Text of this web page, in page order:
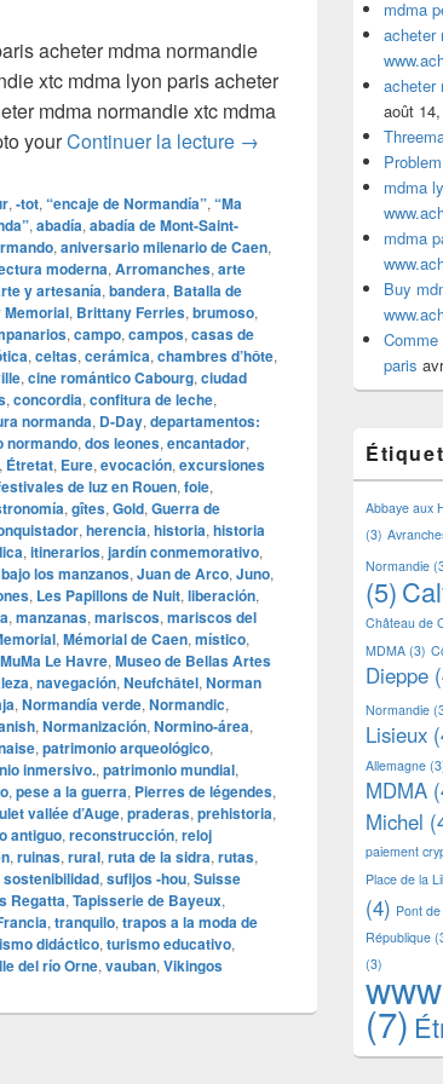
acheter mdma normandie
xtc mdma lyon paris acheter
mdma normandie xtc mdma
yourContinuer la lecture acheter mdma
→
, ‑tot, “encaje de Normandía”, “Ma
, abadía, abadía de Mont-Saint-
, aniversario milenario de Caen,
moderna, Arromanches, arte
y artesanía, bandera, Batalla de
, Brittany Ferries, brumoso,
, campo, campos, casas de
, celtas, cerámica, chambres d’hôte,
, cine romántico Cabourg, ciudad
, concordia, confitura de leche,
normanda, D‑Day, departamentos:
normando, dos leones, encantador,
, Étretat, Eure, evocación, excursiones
de luz en Rouen, foie,
, gîtes, Gold, Guerra de
, herencia, historia, historia
, itinerarios, jardín conmemorativo,
los manzanos, Juan de Arco, Juno,
, Les Papillons de Nuit, liberación,
, manzanas, mariscos, mariscos del
, Mémorial de Caen, místico,
MuMa Le Havre, Museo de Bellas Artes
, navegación, Neufchâtel, Norman
, Normandía verde, Normandic,
, Normanización, Normino‑área,
, patrimonio arqueológico,
inmersivo., patrimonio mundial,
, pese a la guerra, Pierres de légendes,
vallée d’Auge, praderas, prehistoria,
antiguo, reconstrucción, reloj
, ruinas, rural, ruta de la sidra, rutas,
sostenibilidad, sufijos ‑hou, Suisse
Regatta, Tapisserie de Bayeux,
, tranquilo, trapos a la moda de
didáctico, turismo educativo,
del río Orne, vauban, Vikingos
mdma
acheter
acheter
août
mdma
mdma
Buy
paris
Abbaye aux
(3)
Normandie
(5)
Château de
MDMA (3)
Dieppe
Normandie
Lisieux
Allemagne
MDMA
Michel
paiement
Place de la
(4) Pont
République
(3)
(7)